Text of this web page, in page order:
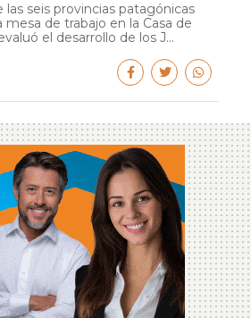
seis provincias patagónicas
de trabajo en la Casa de
el desarrollo de los J...